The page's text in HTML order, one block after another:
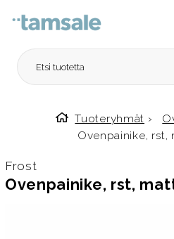
Etusivulle
Tuoteryhmät ›
Ovenpainike, rst,
Frost
Ovenpainike, rst,